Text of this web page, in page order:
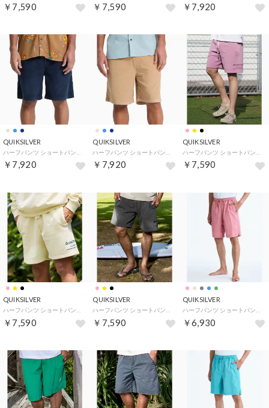
￥7,590 ￥7,590 ￥7,920
QUIKSILVER
￥7,920
QUIKSILVER
￥7,920
QUIKSILVER
￥7,590
QUIKSILVER
ハーフパンツ ショートパンツ メンズ スウェットショーツ 裏毛 18インチ （LYW）
￥7,590
QUIKSILVER
ハーフパンツ ショートパンツ メンズ スウェットショーツ 裏毛 18インチ （BLK）
￥7,590
QUIKSILVER
ハーフパンツ ショートパンツ メンズ ウォークショーツ 19インチ EQYWS03915 （MKT0）
￥6,930